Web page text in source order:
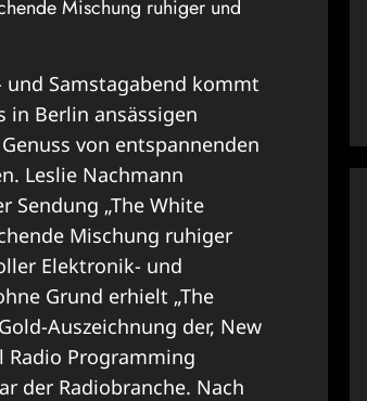
Mischung ruhiger und
und Samstagabend kommt
in Berlin ansässigen
von entspannenden
Leslie Nachmann
Sendung „The White
Mischung ruhiger
Elektronik- und
Grund erhielt „The
Auszeichnung der, New
Programming
der Radiobranche. Nach